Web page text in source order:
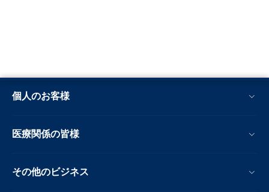
個人のお客様
医療関係の皆様
その他のビジネス